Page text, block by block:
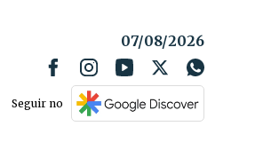
07/08/2026
Seguir no